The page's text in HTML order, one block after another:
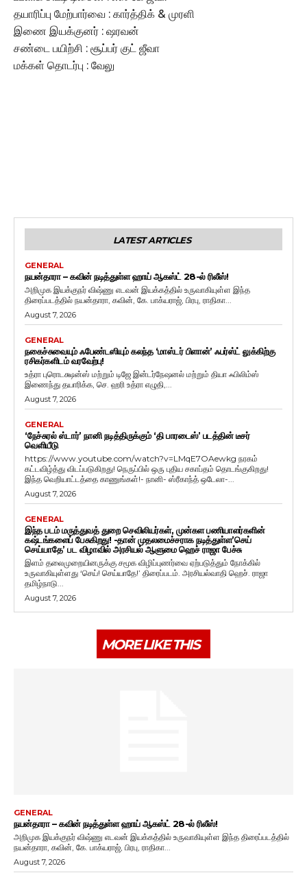
தயாரிப்பு மேற்பார்வை : கார்த்திக் & முரளி
இணை இயக்குனர் : ஷரவன்
சண்டை பயிற்சி : சூப்பர் குட் ஜீவா
மக்கள் தொடர்பு : வேலு
LATEST ARTICLES
GENERAL
நயன்தாரா – கவின் நடித்துள்ள ஹாய் ஆகஸ்ட் 28-ல் ரிலீஸ்!
அறிமுக இயக்குநர் விஷ்ணு எடவன் இயக்கத்தில் உருவாகியுள்ள இந்த
திரைப்படத்தில் நயன்தாரா, கவின், கே. பாக்யராஜ், பிரபு, ராதிகா...
August 7, 2026
GENERAL
நகைச்சுவையும் ஃபேண்டஸியும் கலந்த ‘மாஸ்டர் பிளான்’ ஃபர்ஸ்ட் லுக்கிற்கு
ரசிகர்களிடம் வரவேற்பு!
உத்ரா புரொடக்ஷன்ஸ் மற்றும் டிஜே இன்டர்நேஷனல் மற்றும் தியா ஃபிலிம்ஸ்
இணைந்து தயாரிக்க, செ. ஹரி உத்ரா எழுதி,...
August 7, 2026
GENERAL
‘நேச்சுரல் ஸ்டார்’ நானி நடித்திருக்கும் ‘தி பாரடைஸ்’ படத்தின் டீசர்
வெளியீடு
https://www.youtube.com/watch?v=LMqE7OAewkg நரகம்
கட்டவிழ்த்து விடப்படுகிறது! நெருப்பில் ஒரு புதிய சகாப்தம் தொடங்குகிறது!
இந்த வெறியாட்டத்தை காணுங்கள்!- நானி- ஸ்ரீகாந்த் ஒடேலா-...
August 7, 2026
GENERAL
இந்த படம் மருத்துவத் துறை செவிலியர்கள், முன்கள பணியாளர்களின்
கஷ்டங்களைப் பேசுகிறது! -தான் முதலமைச்சராக நடித்துள்ள’செய்
செய்யாதே’ பட விழாவில் அரசியல் ஆளுமை ஹெச் ராஜா பேச்சு
இளம் தலைமுறையினருக்கு சமூக விழிப்புணர்வை ஏற்படுத்தும் நோக்கில்
உருவாகியுள்ளது ‘செய்! செய்யாதே!’ திரைப்படம். அரசியல்வாதி ஹெச். ராஜா
தமிழ்நாடு...
August 7, 2026
MORE LIKE THIS
GENERAL
நயன்தாரா – கவின் நடித்துள்ள ஹாய் ஆகஸ்ட் 28-ல் ரிலீஸ்!
அறிமுக இயக்குநர் விஷ்ணு எடவன் இயக்கத்தில் உருவாகியுள்ள இந்த திரைப்படத்தில்
நயன்தாரா, கவின், கே. பாக்யராஜ், பிரபு, ராதிகா...
August 7, 2026